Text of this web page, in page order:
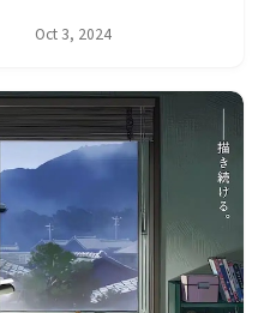
révo...
Oct 3, 2024